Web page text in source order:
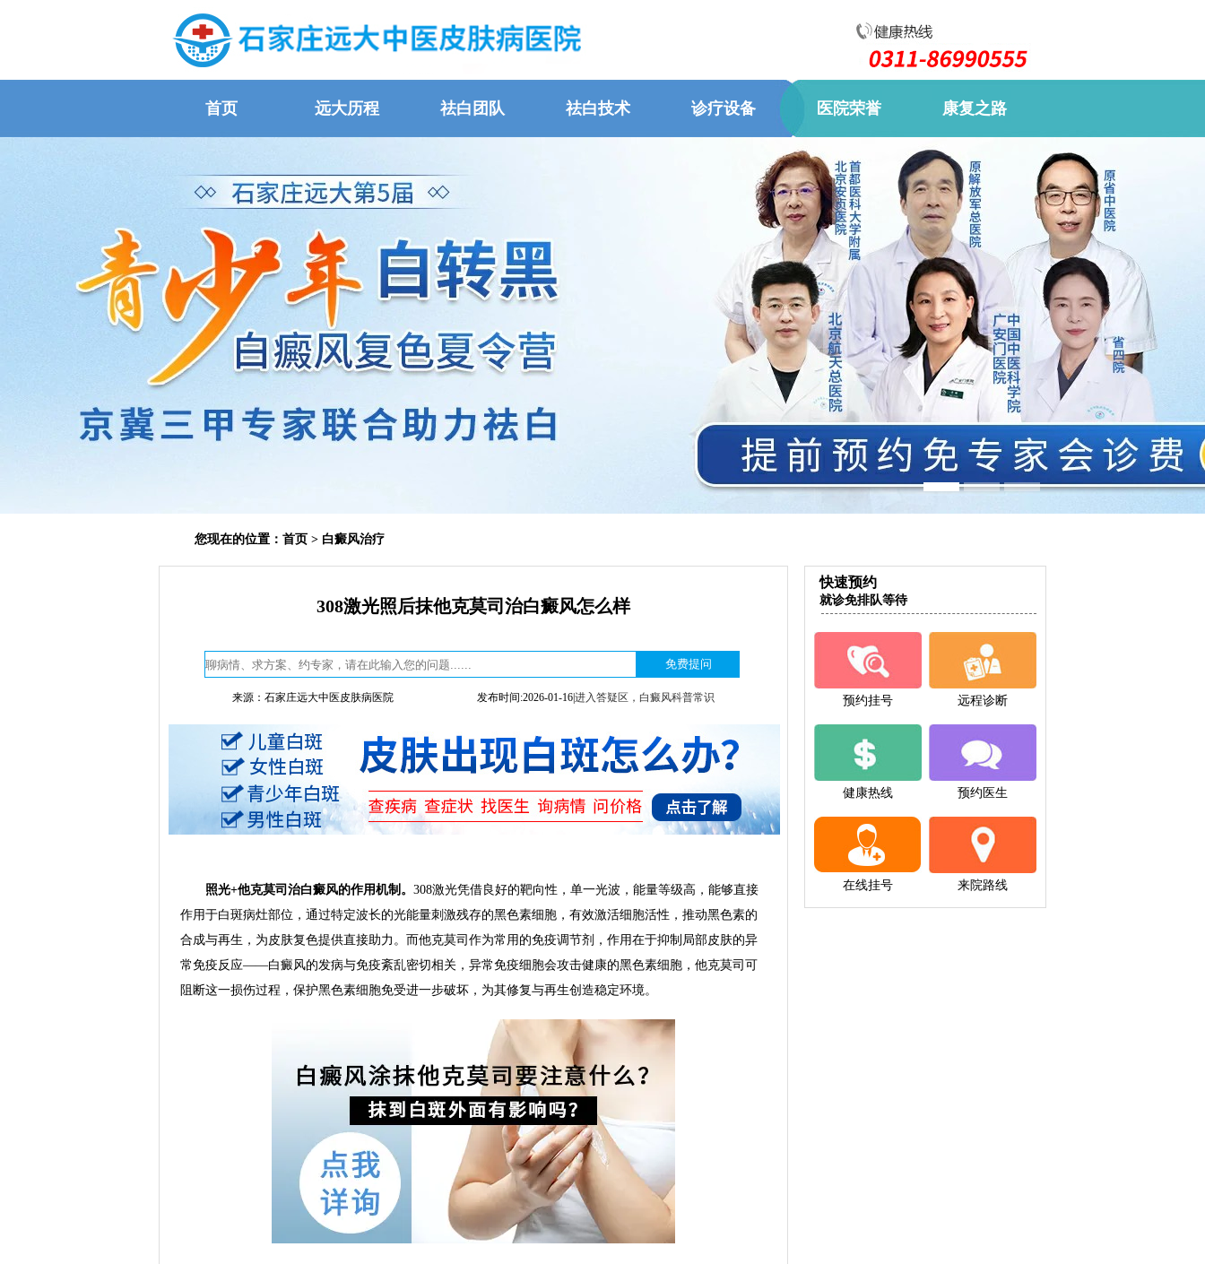
首页 远大历程 祛白团队 祛白技术 诊疗设备 医院荣誉 康复之路
您现在的位置： 首页 > 白癜风治疗
308激光照后抹他克莫司治白癜风怎么样
来源：石家庄远大中医皮肤病医院 发布时间:2026-01-16|进入答疑区，白癜风科普常识
照光+他克莫司治白癜风的作用机制。 308激光凭借良好的靶向性，单一光波，能量等级高，能够直接
作用于白斑病灶部位，通过特定波长的光能量刺激残存的黑色素细胞，有效激活细胞活性，推动黑色素的
合成与再生，为皮肤复色提供直接助力。而他克莫司作为常用的免疫调节剂，作用在于抑制局部皮肤的异
常免疫反应——白癜风的发病与免疫紊乱密切相关，异常免疫细胞会攻击健康的黑色素细胞，他克莫司可
阻断这一损伤过程，保护黑色素细胞免受进一步破坏，为其修复与再生创造稳定环境。
快速预约
就诊免排队等待
预约挂号 远程诊断
健康热线 预约医生
在线挂号 来院路线